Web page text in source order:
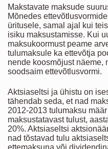
Makstavate maksude
Mõnedes
üritusele, samal ajal kui
isiku maksustamisse. Kui
maksukoormust peame
tulumaksule ka ettevõtja
nende koosmõjust näeme,
soodsaim ettevõtlusvormi.
Aktsiaseltsi ja ühistu on
tähendab seda, et nad
2012-2013 tulumaksu
maksustatavast tulust,
20%. Aktsiaseltsi
nad tõstavad tulu
ettemaksuna või